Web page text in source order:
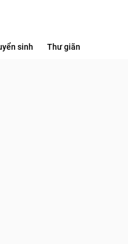
sinh Thư giãn